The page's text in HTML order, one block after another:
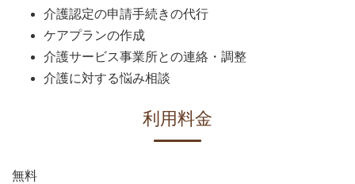
介護認定の申請手続きの代行
ケアプランの作成
介護サービス事業所との連絡・調整
介護に対する悩み相談
利用料金
無料